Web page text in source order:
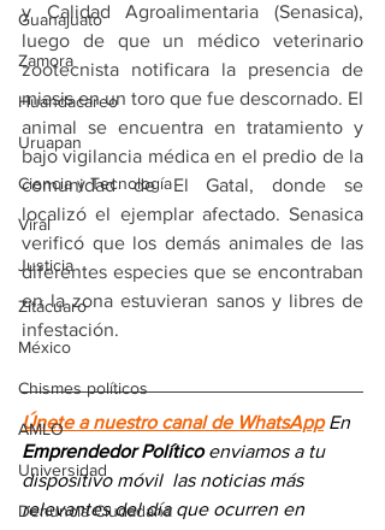
Guanajuato
Zamora
Huandacareo
Uruapan
Ciencia y Tecnología
Viral
Justicia
Zitácuaro
México
Chismes políticos
AMLO
Universidad
Denuncia Ciudadana
y Calidad Agroalimentaria (Senasica),
luego de que un médico veterinario
zootecnista notificara la presencia de
miasis en un toro que fue descornado. El
animal se encuentra en tratamiento y
bajo vigilancia médica en el predio de la
comunidad de El Gatal, donde se
localizó el ejemplar afectado. Senasica
verificó que los demás animales de las
diferentes especies que se encontraban
en la zona estuvieran sanos y libres de
infestación.
Únete a nuestro canal de WhatsApp En
Emprendedor Político enviamos a tu
dispositivo móvil las noticias más
relevantes del día que ocurren en